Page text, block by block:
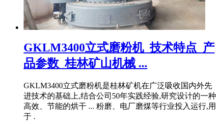
GKLM3400立式磨粉机_技术特点_产
品参数_桂林矿山机械 ...
GKLM3400立式磨粉机是桂林矿机在广泛吸收国内外先
进技术的基础上,结合公司50年实践经验,研究设计的一种
高效、节能的烘干 ... 粉磨、电厂磨煤等行业投入运行,用
于 .